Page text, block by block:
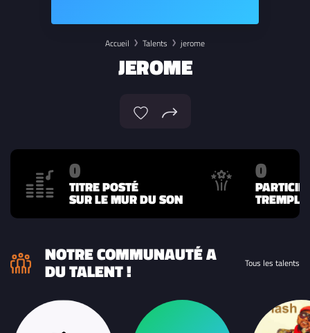
Accueil Talents jerome
JEROME
0
TITRE POSTÉ
SUR LE MUR DU SON
0
NOTRE COMMUNAUTÉ A
DU TALENT ! Tous les talents